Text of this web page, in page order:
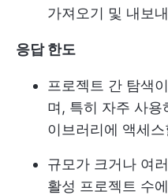
가져오기 및 내보
응답 한도
프로젝트 간 탐색
며, 특히 자주 사
이브러리에 액세
규모가 크거나 여
활성 프로젝트 수